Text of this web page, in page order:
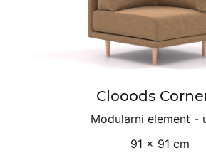
Clooods
Modularni element -
91 × 91 cm